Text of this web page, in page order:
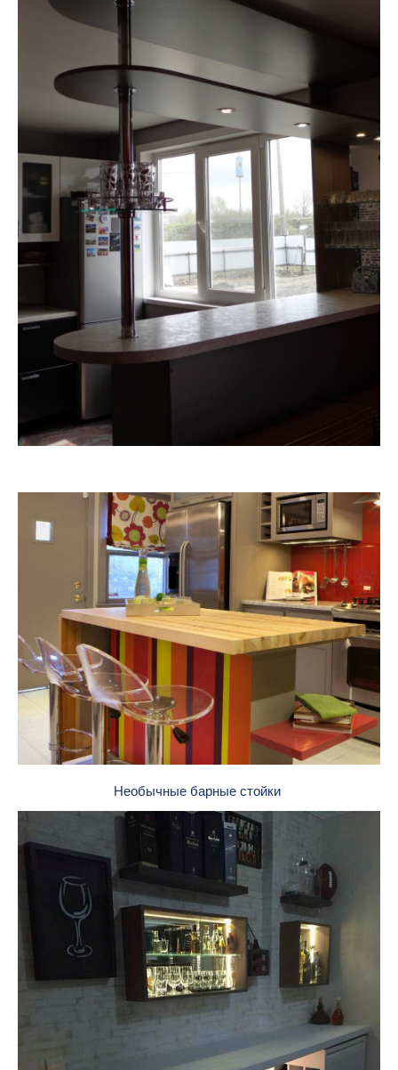
Необычные барные стойки